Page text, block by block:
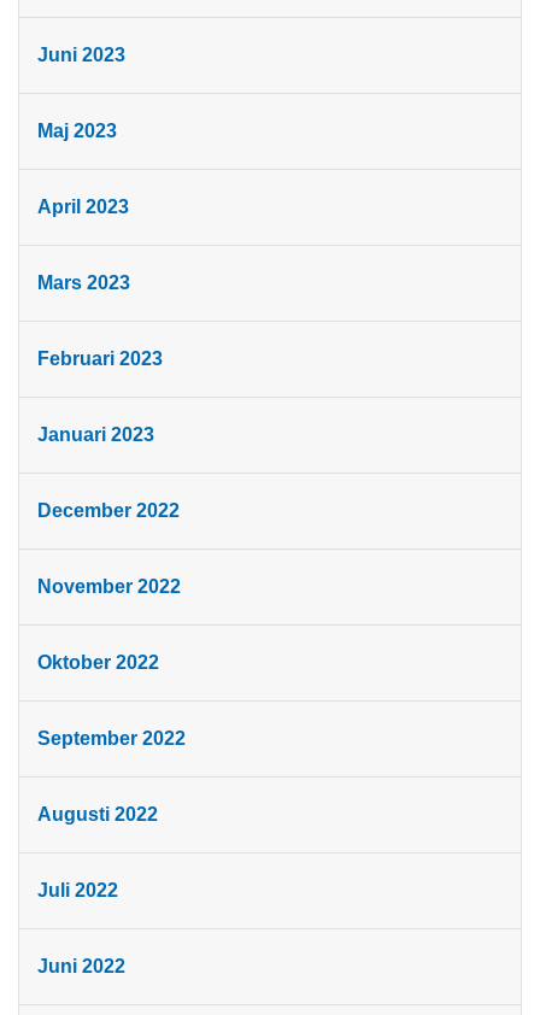
Juni 2023
Maj 2023
April 2023
Mars 2023
Februari 2023
Januari 2023
December 2022
November 2022
Oktober 2022
September 2022
Augusti 2022
Juli 2022
Juni 2022